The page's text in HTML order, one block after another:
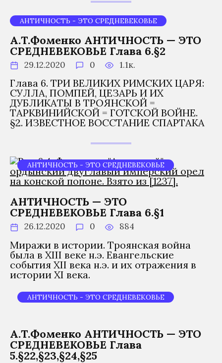
АНТИЧНОСТЬ - ЭТО СРЕДНЕВЕКОВЬЕ
А.Т.Фоменко АНТИЧНОСТЬ — ЭТО
СРЕДНЕВЕКОВЬЕ Глава 6.§2
29.12.2020 0 1.1к.
Глава 6. ТРИ ВЕЛИКИХ РИМСКИХ ЦАРЯ:
СУЛЛА, ПОМПЕЙ, ЦЕЗАРЬ И ИХ
ДУБЛИКАТЫ В ТРОЯНСКОЙ =
ТАРКВИНИЙСКОЙ = ГОТСКОЙ ВОЙНЕ.
§2. ИЗВЕСТНОЕ ВОССТАНИЕ СПАРТАКА
АНТИЧНОСТЬ - ЭТО СРЕДНЕВЕКОВЬЕ
АНТИЧНОСТЬ — ЭТО
СРЕДНЕВЕКОВЬЕ Глава 6.§1
26.12.2020 0 884
Миражи в истории. Троянская война
была в XIII веке н.э. Евангельские
события XII века н.э. и их отражения в
истории XI века.
АНТИЧНОСТЬ - ЭТО СРЕДНЕВЕКОВЬЕ
А.Т.Фоменко АНТИЧНОСТЬ — ЭТО
СРЕДНЕВЕКОВЬЕ Глава
5.§22,§23,§24,§25